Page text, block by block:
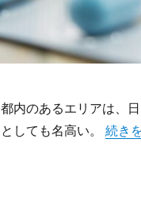
都内のあるエリアは、
としても名高い。 “渋谷
続き